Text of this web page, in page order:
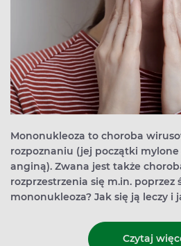
Mononukleoza to choroba
rozpoznaniu (jej początki mylone
anginą). Zwana jest także
rozprzestrzenia się m.in. poprzez
mononukleoza? Jak się ją leczy i
Czytaj